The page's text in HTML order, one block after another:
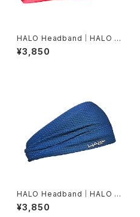
HALO Headband｜HALO バ
ンディット JP（Vinst）
¥3,850
HALO Headband｜HALO バ
ンディット JP（Air Abyss Blu
e）
¥3,850